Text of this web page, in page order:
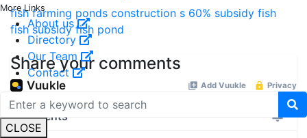
More Links
About us
Directory
Our Team
Contact
CLOSE
fish farming ponds construction s 60% subsidy fish
fish subsidy fish pond
Share your comments